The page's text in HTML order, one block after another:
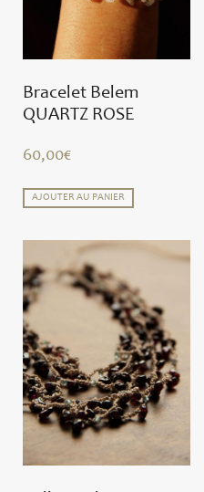
Bracelet Belem
QUARTZ ROSE
60,00€
AJOUTER AU PANIER